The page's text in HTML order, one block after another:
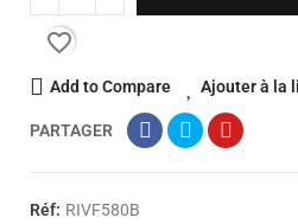
favorite_border
Add to Compare Ajouter à la
PARTAGER
Réf: RIVF580B